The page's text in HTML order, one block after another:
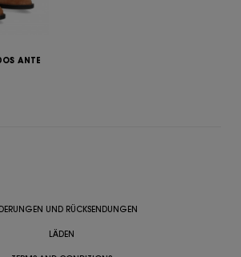
ANTE
UND RÜCKSENDUNGEN
LÄDEN